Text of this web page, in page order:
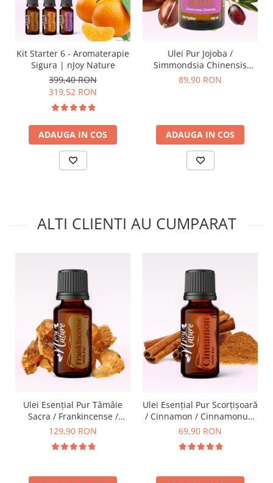
Kit Starter 6 - Aromaterapie
Sigura | nJoy Nature
399,40 RON
319,52 RON
ADAUGA IN COS
Ulei Pur Jojoba /
Simmondsia Chinensis
100ml
89,90 RON
ADAUGA IN COS
ALTI CLIENTI AU CUMPARAT
Ulei Esențial Pur Tămâie
Sacra / Frankincense /
Boswellia Carterii 15ml -
Nature
129,90 RON
Ulei Esențial Pur Scorțișoară
/ Cinnamon / Cinnamonum
Zeylsnicum 15ml -
Nature
69,90 RON